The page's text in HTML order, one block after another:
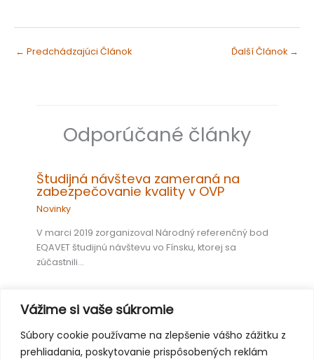
Vážime si vaše súkromie
Súbory cookie používame na zlepšenie vášho zážitku z
prehliadania, poskytovanie prispôsobených reklám
← Predchádzajúci Článok Ďalší Článok →
Odporúčané články
Študijná návšteva zameraná na
zabezpečovanie kvality v OVP
Novinky
V marci 2019 zorganizoval Národný referenčný bod
EQAVET študijnú návštevu vo Fínsku, ktorej sa
zúčastnili…
Európsky týždeň odborných zručností
2018 vo Viedni: najlepšie momenty